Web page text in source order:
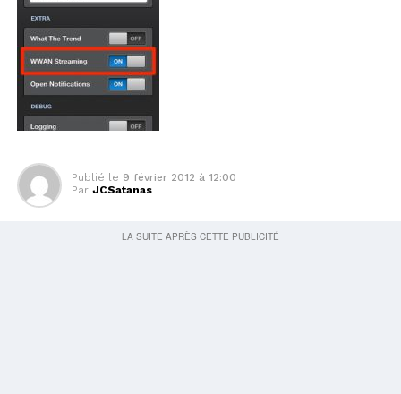
Publié le 9 février 2012 à 12:00
Par JCSatanas